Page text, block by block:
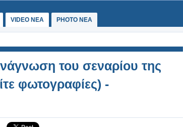
VIDEO NEA PHOTO NEA
του σεναρίου της
φωτογραφίες) -